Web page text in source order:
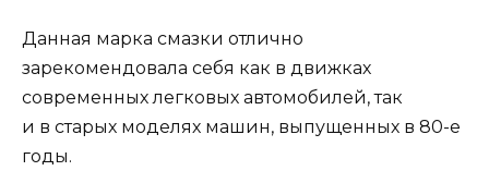
Данная марка смазки отлично
зарекомендовала себя как в движках
современных легковых автомобилей, так
и в старых моделях машин, выпущенных в 80-е
годы.